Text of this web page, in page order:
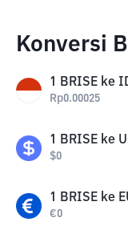
Konversi
1 BRISE ke
Rp0.00025
1 BRISE ke
$0
1 BRISE ke
€0